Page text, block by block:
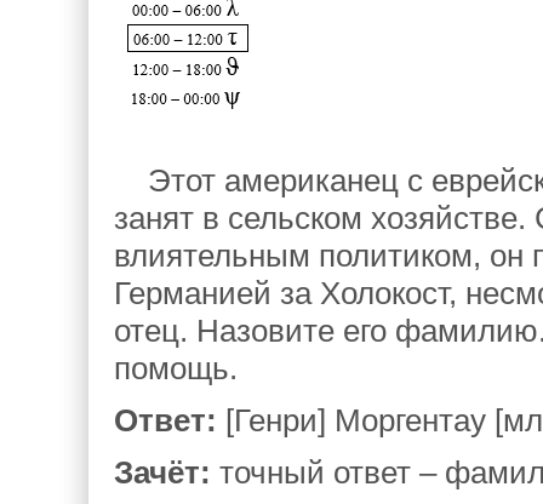
Этот американец с
занят в сельском
влиятельным политиком, он
Германией за Холокост,
отец. Назовите его
помощь.
Ответ: [Генри] Моргентау
Зачёт: точный ответ –